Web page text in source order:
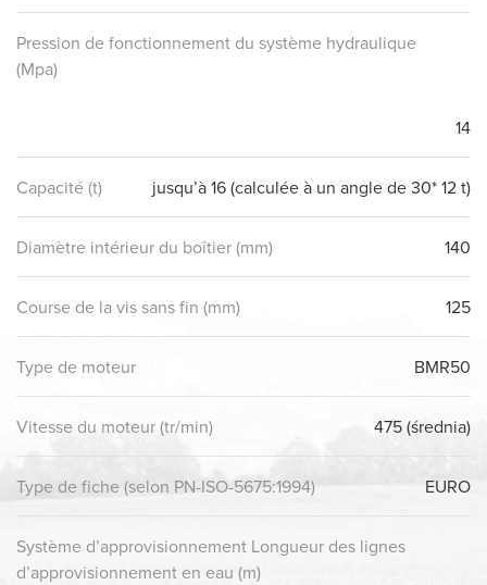
Pression de fonctionnement du système hydraulique
(Mpa)
14
Capacité (t) jusqu’à 16 (calculée à un angle de 30* 12 t)
Diamètre intérieur du boîtier (mm) 140
Course de la vis sans fin (mm) 125
Type de moteur BMR50
Vitesse du moteur (tr/min) 475 (średnia)
Type de fiche (selon PN-ISO-5675:1994) EURO
Système d’approvisionnement Longueur des lignes
d’approvisionnement en eau (m)